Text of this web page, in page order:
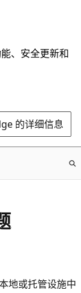
、安全更新和
的详细信息
地或托管设施中